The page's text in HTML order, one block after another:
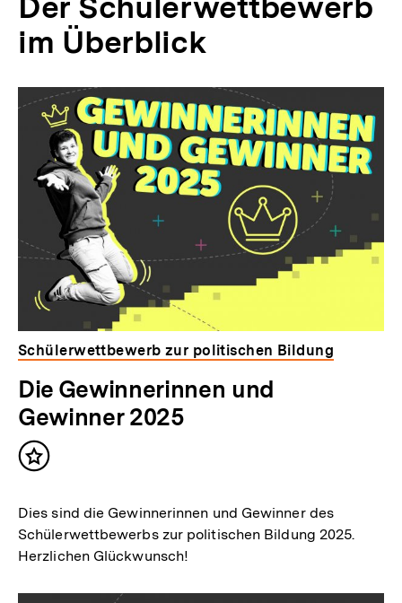
im Überblick
Schülerwettbewerb zur politischen Bildung
Die Gewinnerinnen und
Gewinner 2025
Inhalt
Dies sind die Gewinnerinnen und Gewinner des
Schülerwettbewerbs zur politischen Bildung 2025.
Herzlichen Glückwunsch!